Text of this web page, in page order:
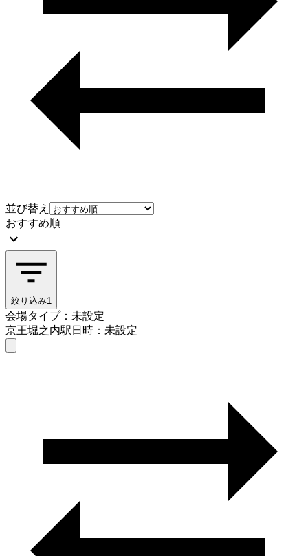
並び替え
おすすめ順
絞り込み1
会場タイプ：未設定
京王堀之内駅日時：未設定